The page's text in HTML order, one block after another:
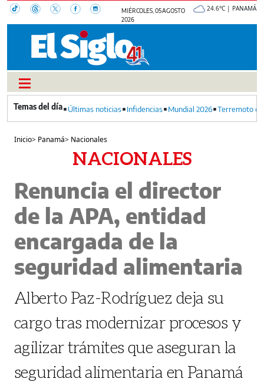
MIÉRCOLES, 05 AGOSTO
2026
24.6°C | PANAMÁ
Últimas noticias Infidencias Mundial 2026 Terremoto
Inicio> Panamá> Nacionales
NACIONALES
Renuncia el director
de la APA, entidad
encargada de la
seguridad alimentaria
Alberto Paz-Rodríguez deja su
cargo tras modernizar procesos y
agilizar trámites que aseguran la
seguridad alimentaria en Panamá